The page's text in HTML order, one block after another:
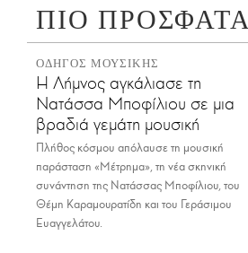
ΠΙΟ ΠΡΟΣΦΑΤΑ
ΟΔΗΓΟΣ ΜΟΥΣΙΚΗΣ
Η Λήμνος αγκάλιασε τη
Νατάσσα Μποφίλιου σε μια
βραδιά γεμάτη μουσική
Πλήθος κόσμου απόλαυσε τη μουσική
παράσταση «Μέτρημα», τη νέα σκηνική
συνάντηση της Νατάσσας Μποφίλιου, του
Θέμη Καραμουρατίδη και του Γεράσιμου
Ευαγγελάτου.